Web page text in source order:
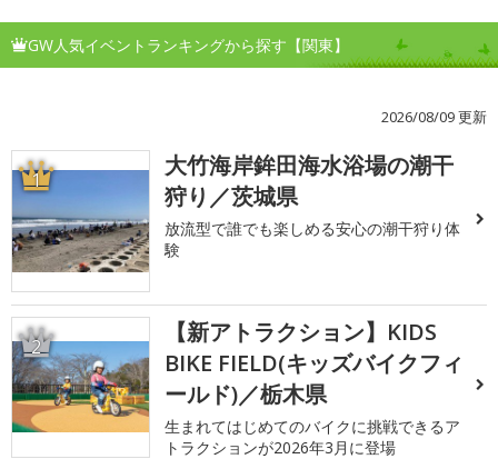
GW人気イベントランキングから探す【関東】
2026/08/09 更新
1
大竹海岸鉾田海水浴場の潮干
狩り／茨城県
放流型で誰でも楽しめる安心の潮干狩り体
験
2
【新アトラクション】KIDS
BIKE FIELD(キッズバイクフィ
ールド)／栃木県
生まれてはじめてのバイクに挑戦できるア
トラクションが2026年3月に登場